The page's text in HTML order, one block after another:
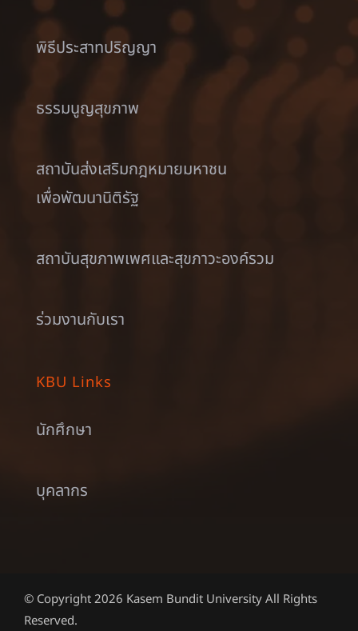
พิธีประสาทปริญญา
ธรรมนูญสุขภาพ
สถาบันส่งเสริมกฎหมายมหาชน
เพื่อพัฒนานิติรัฐ
สถาบันสุขภาพเพศและสุขภาวะองค์รวม
ร่วมงานกับเรา
KBU Links
นักศึกษา
บุคลากร
© Copyright 2026 Kasem Bundit University All Rights
Reserved.